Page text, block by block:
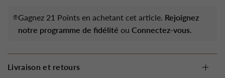
Gagnez 21 Points en achetant cet article. Rejoignez
notre programme de fidélité ouConnectez-vous.
Livraison et retours